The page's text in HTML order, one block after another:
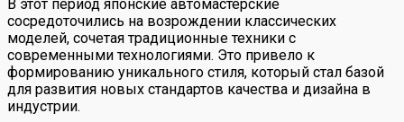
В этот период японские автомастерские
сосредоточились на возрождении классических
моделей, сочетая традиционные техники с
современными технологиями. Это привело к
формированию уникального стиля, который стал базой
для развития новых стандартов качества и дизайна в
индустрии.